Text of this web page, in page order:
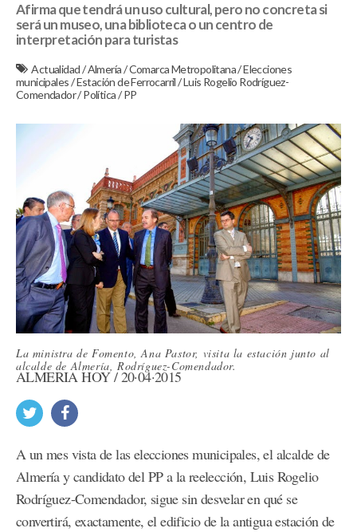
Afirma que tendrá un uso cultural, pero no concreta si
será un museo, una biblioteca o un centro de
interpretación para turistas
Actualidad/Almería/Comarca Metropolitana/Elecciones
municipales/Estación de Ferrocarril/Luis Rogelio Rodríguez-
Comendador/Política/PP
La ministra de Fomento, Ana Pastor, visita la estación junto al
alcalde de Almería, Rodríguez-Comendador.
ALMERÍA HOY / 20·04·2015
A un mes vista de las elecciones municipales, el alcalde de
Almería y candidato del PP a la reelección, Luis Rogelio
Rodríguez-Comendador, sigue sin desvelar en qué se
convertirá, exactamente, el edificio de la antigua estación de